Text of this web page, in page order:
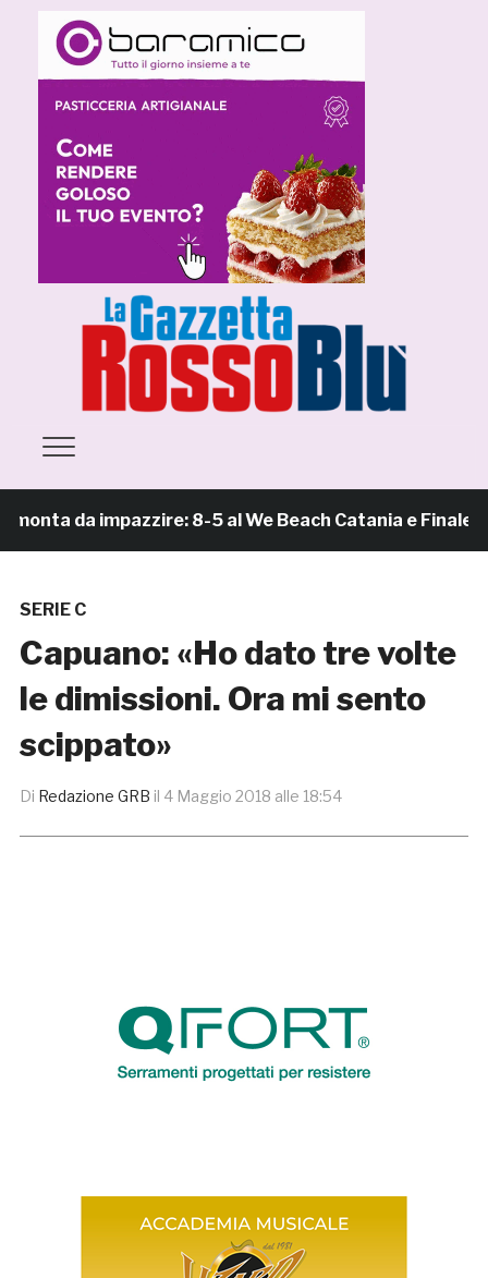
da impazzire: 8-5 al We Beach Catania e Finale
SERIE C
Capuano: «Ho dato tre volte
le dimissioni. Ora mi sento
scippato»
Di Redazione GRB il 4 Maggio 2018 alle 18:54